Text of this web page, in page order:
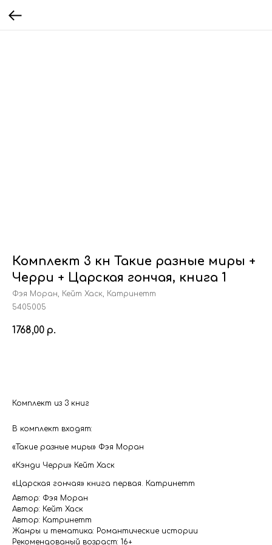
Комплект 3 кн Такие разные миры +
Черри + Царская гончая, книга 1
Фэя Моран, Кейт Хаск, Катринетт
5405005
1768,00 р.
Комплект из 3 книг
В комплект входят:
«Такие разные миры» Фэя Моран
«Кэнди Черри» Кейт Хаск
«Царская гончая» книга первая. Катринетт
Автор: Фэя Моран
Автор: Кейт Хаск
Автор: Катринетт
Жанры и тематика: Романтические истории
Рекомендованый возраст: 16+